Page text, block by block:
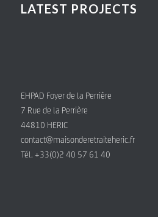
LATEST PROJECTS
EHPAD Foyer de la Perrière
7 Rue de la Perrière
44810 HERIC
contact@maisonderetraiteheric.fr
Tél. +33(0)2 40 57 61 40